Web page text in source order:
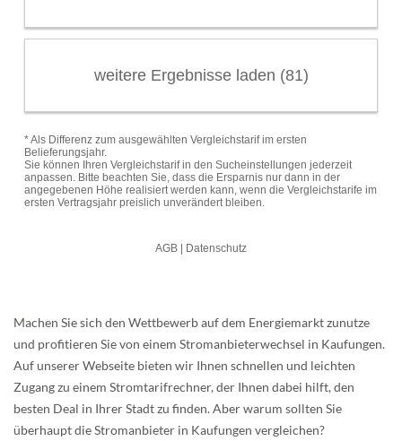
Machen Sie sich den Wettbewerb auf dem Energiemarkt zunutze
und profitieren Sie von einem Stromanbieterwechsel in Kaufungen.
Auf unserer Webseite bieten wir Ihnen schnellen und leichten
Zugang zu einem Stromtarifrechner, der Ihnen dabei hilft, den
besten Deal in Ihrer Stadt zu finden. Aber warum sollten Sie
überhaupt die Stromanbieter in Kaufungen vergleichen?